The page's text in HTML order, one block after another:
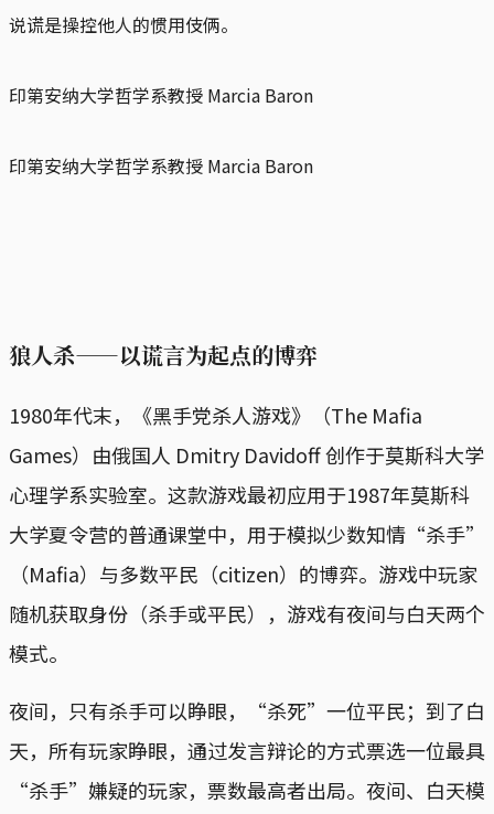
说谎是操控他人的惯用伎俩。
印第安纳大学哲学系教授 Marcia Baron
印第安纳大学哲学系教授 Marcia Baron
狼人杀——以谎言为起点的博弈
1980年代末，《黑手党杀人游戏》（The Mafia
Games）由俄国人 Dmitry Davidoff 创作于莫斯科大学
心理学系实验室。这款游戏最初应用于1987年莫斯科
大学夏令营的普通课堂中，用于模拟少数知情“杀手”
（Mafia）与多数平民（citizen）的博弈。游戏中玩家
随机获取身份（杀手或平民），游戏有夜间与白天两个
模式。
夜间，只有杀手可以睁眼，“杀死”一位平民；到了白
天，所有玩家睁眼，通过发言辩论的方式票选一位最具
“杀手”嫌疑的玩家，票数最高者出局。夜间、白天模